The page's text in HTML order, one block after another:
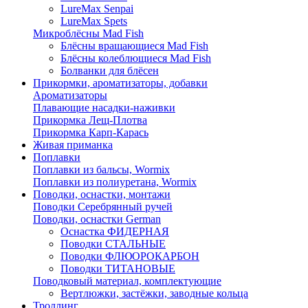
LureMax Senpai
LureMax Spets
Микроблёсны Mad Fish
Блёсны вращающиеся Mad Fish
Блёсны колеблющиеся Mad Fish
Болванки для блёсен
Прикормки, ароматизаторы, добавки
Ароматизаторы
Плавающие насадки-наживки
Прикормка Лещ-Плотва
Прикормка Карп-Карась
Живая приманка
Поплавки
Поплавки из бальсы, Wormix
Поплавки из полиуретана, Wormix
Поводки, оснастки, монтажи
Поводки Серебрянный ручей
Поводки, оснастки German
Оснастка ФИДЕРНАЯ
Поводки СТАЛЬНЫЕ
Поводки ФЛЮОРОКАРБОН
Поводки ТИТАНОВЫЕ
Поводковый материал, комплектующие
Вертлюжки, застёжки, заводные кольца
Троллинг